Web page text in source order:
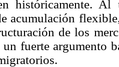
históricamente.
acumulación
de los
fuerte argumento